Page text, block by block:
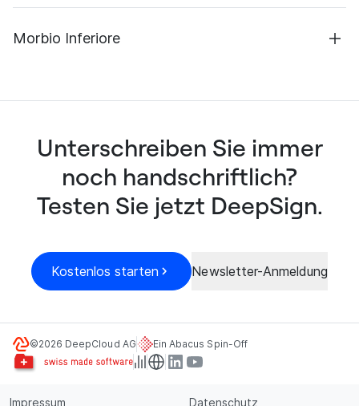
Morbio Inferiore
Unterschreiben Sie immer
noch handschriftlich?
Testen Sie jetzt DeepSign.
Kostenlos starten Newsletter-Anmeldung
©2026 DeepCloud AG Ein Abacus Spin-Off
Impressum Datenschutz